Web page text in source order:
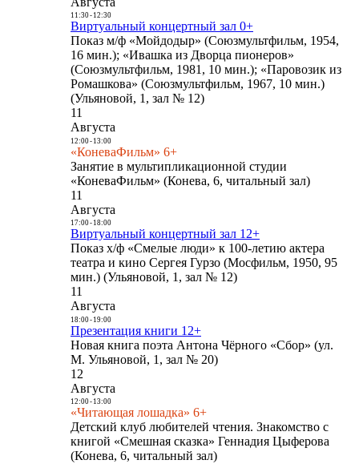
11:30- 12:30
Виртуальный концертный зал 0+
Показ м/ф «Мойдодыр» (Союзмультфильм, 1954,
16 мин.); «Ивашка из Дворца пионеров»
(Союзмультфильм, 1981, 10 мин.); «Паровозик из
Ромашкова» (Союзмультфильм, 1967, 10 мин.)
(Ульяновой, 1, зал № 12)
11
Августа
12:00- 13:00
«КоневаФильм» 6+
Занятие в мультипликационной студии
«КоневаФильм» (Конева, 6, читальный зал)
11
Августа
17:00- 18:00
Виртуальный концертный зал 12+
Показ х/ф «Смелые люди» к 100-летию актера
театра и кино Сергея Гурзо (Мосфильм, 1950, 95
мин.) (Ульяновой, 1, зал № 12)
11
Августа
18:00- 19:00
Презентация книги 12+
Новая книга поэта Антона Чёрного «Сбор» (ул.
М. Ульяновой, 1, зал № 20)
12
Августа
12:00- 13:00
«Читающая лошадка» 6+
Детский клуб любителей чтения. Знакомство с
книгой «Смешная сказка» Геннадия Цыферова
(Конева, 6, читальный зал)